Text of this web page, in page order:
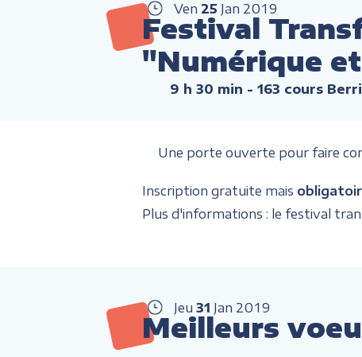
Ven 25 Jan 2019
Festival
"Numérique
9 h 30 min - 163 cours
Une porte ouverte pour faire
Inscription gratuite mais
Plus d'informations : le festival
Jeu 31 Jan 2019
Meilleurs